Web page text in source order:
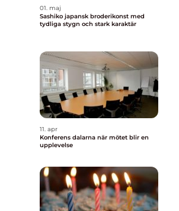
01. maj
Sashiko japansk broderikonst med
tydliga stygn och stark karaktär
11. apr
Konferens dalarna när mötet blir en
upplevelse